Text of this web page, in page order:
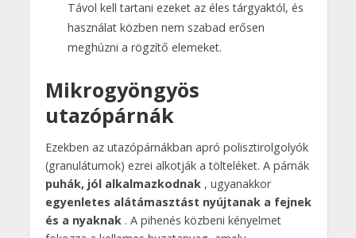
Távol kell tartani ezeket az éles tárgyaktól, és
használat közben nem szabad erősen
meghúzni a rögzítő elemeket.
Mikrogyöngyös
utazópárnák
Ezekben az utazópárnákban apró polisztirolgolyók
(granulátumok) ezrei alkotják a tölteléket. A párnák
puhák, jól alkalmazkodnak, ugyanakkor
egyenletes alátámasztást nyújtanak a fejnek
és a nyaknak. A pihenés közbeni kényelmet